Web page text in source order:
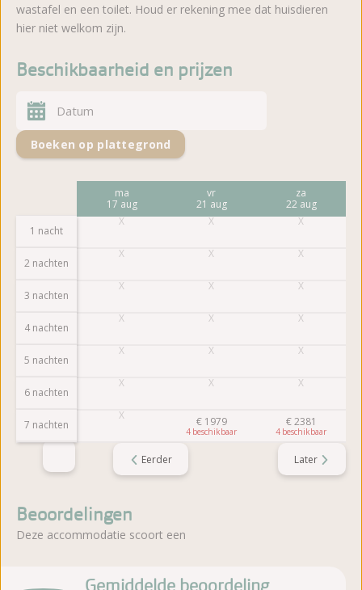
wastafel en een toilet. Houd er rekening mee dat huisdieren
hier niet welkom zijn.
Beschikbaarheid en prijzen
Boeken op plattegrond
Eerder Later
1 nacht
2 nachten
3 nachten
4 nachten
5 nachten
6 nachten
7 nachten
ma
17 aug
vr
21 aug
€ 1979
4
za
22 aug
€ 2381
4
Beoordelingen
Deze accommodatie scoort een